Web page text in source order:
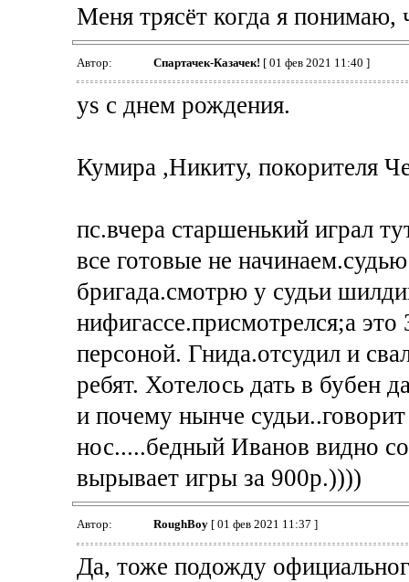
Меня трясёт когда я понимаю,
Автор: Спартачек-Казачек! [ 01 фев 2021 11:40 ]
ys с днем рождения.
Кумира ,Никиту, покорителя
пс.вчера старшенький играл
все готовые не
бригада.смотрю у судьи
нифигассе.присмотрелся;а
персоной. Гнида.отсудил и
ребят. Хотелось дать в бубен
и почему нынче
нос.....бедный Иванов видно
вырывает игры за 900р.))))
Автор: RoughBoy[ 01 фев 2021 11:37 ]
Да, тоже подожду